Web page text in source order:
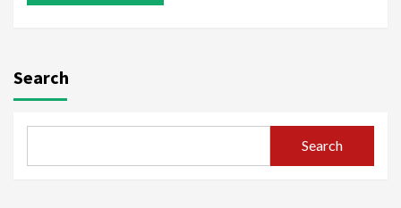
Search
Search